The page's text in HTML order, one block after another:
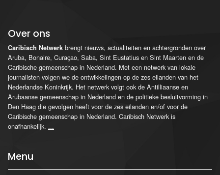
Over ons
Caribisch Netwerk brengt nieuws, actualiteiten en achtergronden over
Aruba, Bonaire, Curaçao, Saba, Sint Eustatius en Sint Maarten en de
Caribische gemeenschap in Nederland. Met een netwerk van lokale
journalisten volgen we de ontwikkelingen op de zes eilanden van het
Nederlandse Koninkrijk. Het netwerk volgt ook de Antilliaanse en
Arubaanse gemeenschap in Nederland en de politieke besluitvorming in
Den Haag die gevolgen heeft voor de zes eilanden en/of voor de
Caribische gemeenschap in Nederland. Caribisch Netwerk is
onafhankelijk. ...
Menu